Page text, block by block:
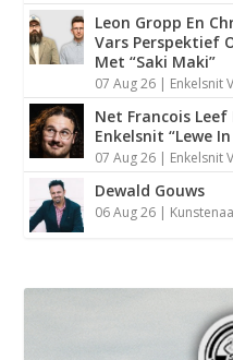
Leon Gropp En
Vars Perspektief
Met “Saki Maki”
07 Aug 26 | Enkelsnit
Net Francois
Enkelsnit “Lewe
07 Aug 26 | Enkelsnit
Dewald Gouws
06 Aug 26 |